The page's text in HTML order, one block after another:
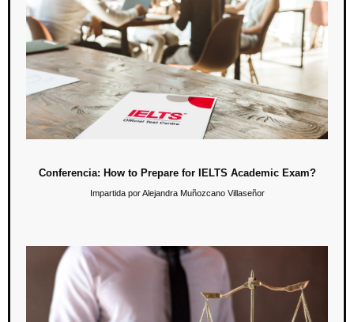
10 de junio / 10:00 hrs.
Los alumnos de sistema escolarizado aprenderán tips de estudio,
conocerán cómo pueden desarrollar destrezas y cómo prepararse
mejor para presentar el examen IELTS Academic.
Conferencia: How to Prepare for IELTS Academic Exam?
Impartida por Alejandra Muñozcano Villaseñor
Conferencia: Los retos del abogado hoy en día